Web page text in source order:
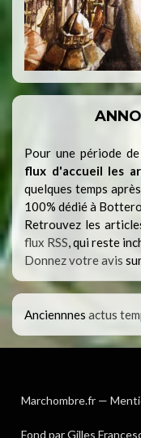
Pour une période
flux d'accueil les
quelques temps
100% dédié à
Retrouvez les
flux RSS, qui reste
Donnez votre avis
Anciennnes actus
Marchombre.fr —
Fond parGilles